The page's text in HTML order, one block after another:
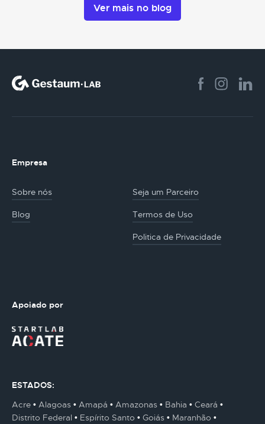
Ver mais no blog
Empresa
Sobre nós Seja um Parceiro
Blog Termos de Uso
Politica de Privacidade
Apoiado por
ESTADOS:
Acre
Alagoas Amapá Amazonas Bahia
Ceará
Distrito Federal
Espírito Santo Goiás Maranhão